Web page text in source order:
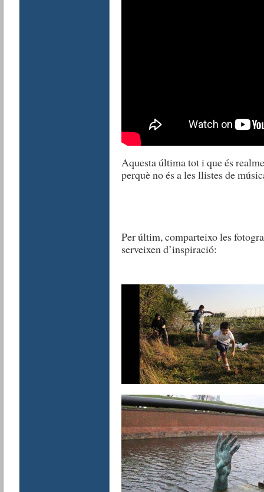
Aquesta última tot i que és
perquè no és a les llistes de
Per últim, comparteixo les
serveixen d’inspiració: